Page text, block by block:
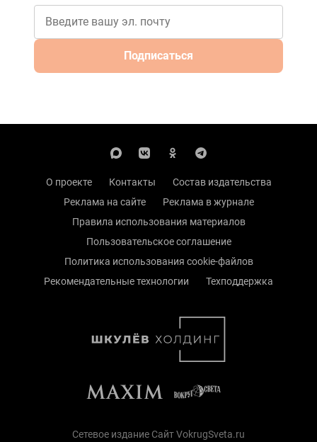
Подписаться
О проекте Контакты
Состав издательства
Реклама на сайте
Реклама в журнале
Правила использования материалов
Пользовательское соглашение
Политика использования cookie-файлов
Рекомендательные технологии
Техподдержка
Сетевое издание Сайт VokrugSveta.ru